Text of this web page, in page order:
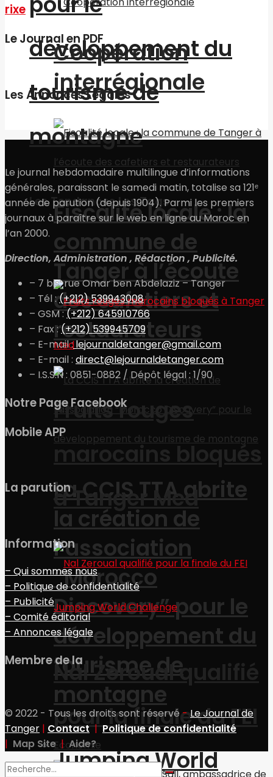
Coopération
interrégionale
Fiscalité locale : la
commune de
Tanger à l’écoute
des cafetiers et
restaurateurs
La CCIS TTA abrite
la création de
l’association
“Morocco
Discovery” pour le
développement du
tourisme de
montagne
Economie
développement du
tourisme de
montagne
Les Tendances Les Tags
Région & La ville
Fruits rouges
marocains bloqués
à Tanger Med
Nal Zeroual qualifié
pour la finale du FEI
Jumping World
rixe
Le Journal en PDF
Les Annonces Légales
Le journal hebdomadaire multilingue d’informations
générales, paraissant le samedi matin, totalise sa 121ᵉ
année de parution (depuis 1904). Parmi les premiers
journaux à paraître sur le web en ligne au Maroc en
l’an 2000.
Direction, Administration , Rédaction , Publicité.
– 7 bis, rue Omar ben Abdelaziz – Tanger
– Tél :(+212) 539943008
– GSM :(+212) 645910766
– Fax :(+212) 539945709
– E-mail :lejournaldetanger@gmail.com
– E-mail : direct@lejournaldetanger.com
– I.S.S.N : 0851-0882 / Dépôt légal : 1/90
Notre Page Facebook
Mobile APP
La parution
Information
– Qui sommes nous
– Politique de confidentialité
– Publicité
– Comité éditorial
– Annonces légale
Membre de la
© 2022 - Tous les droits sont réservé - Le Journal de
Tanger | Contact | Politique de confidentialité
| Map Site|Aide?